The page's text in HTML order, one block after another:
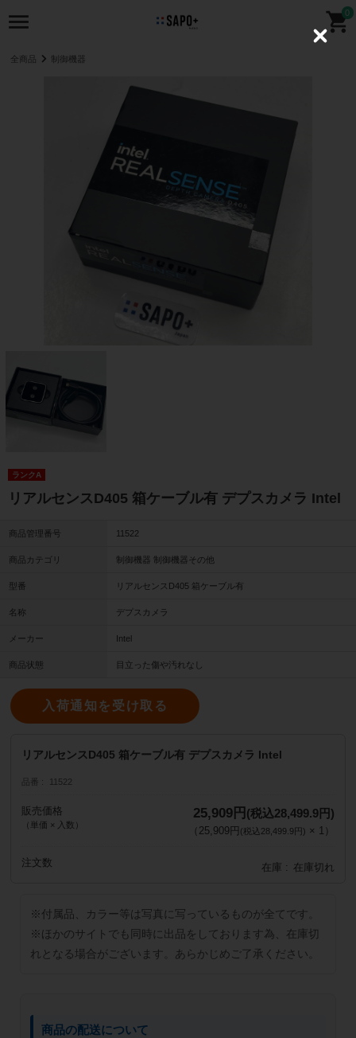
0
全商品 制御機器
ランクA
リアルセンスD405 箱ケーブル有 デプスカメラ Intel
商品管理番号 11522
商品カテゴリ 制御機器 制御機器その他
型番 リアルセンスD405 箱ケーブル有
名称 デプスカメラ
メーカー Intel
商品状態 目立った傷や汚れなし
入荷通知を受け取る
リアルセンスD405 箱ケーブル有 デプスカメラ Intel
品番 11522
販売価格
（単価 × 入数）
25,909円 (税込28,499.9円)
（ 25,909円 (税込28,499.9円) × 1）
注文数 在庫 在庫切れ
※付属品、カラー等は写真に写っているものが全てです。
※ほかのサイトでも同時に出品をしております為、在庫切
れとなる場合がございます。あらかじめご了承ください。
商品の配送について
C